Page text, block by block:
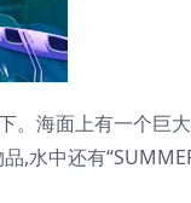
。海面上有一个巨
水中还有